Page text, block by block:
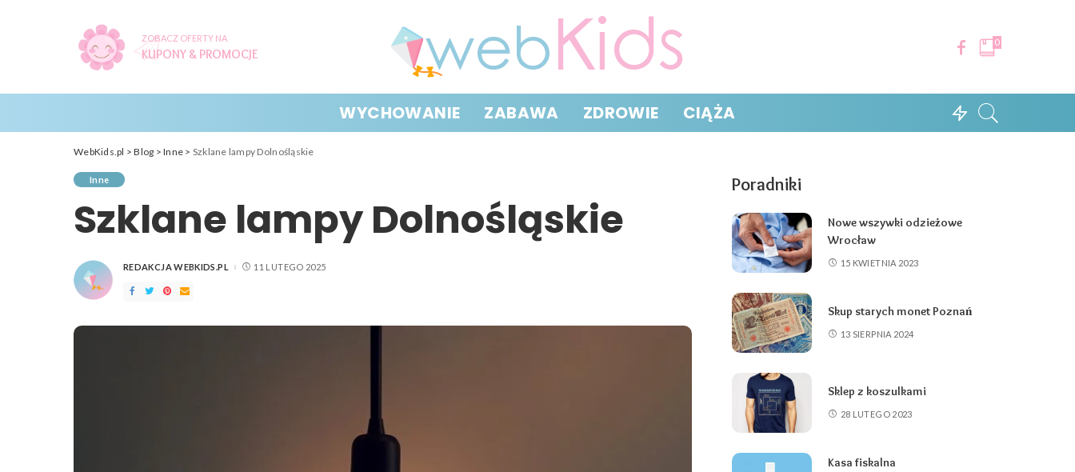
ZOBACZ OFERTY NA
KUPONY & PROMOCJE
0
WYCHOWANIE ZABAWA ZDROWIE CIĄŻA
WebKids.pl >Blog >Inne > Szklane lampy Dolnośląskie
Inne
Szklane lampy Dolnośląskie
POSTED
REDAKCJA WEBKIDS.PL 11 LUTEGO 2025
Poradniki
Nowe wszywki odzieżowe
Wrocław
15 KWIETNIA 2023
Skup starych monet Poznań
13 SIERPNIA 2024
Sklep z koszulkami
28 LUTEGO 2023
Kasa fiskalna